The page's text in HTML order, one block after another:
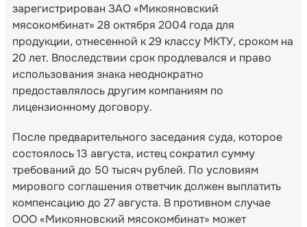
зарегистрирован ЗАО «Микояновский
мясокомбинат» 28 октября 2004 года для
продукции, отнесенной к 29 классу МКТУ, сроком на
20 лет. Впоследствии срок продлевался и право
использования знака неоднократно
предоставлялось другим компаниям по
лицензионному договору.
После предварительного заседания суда, которое
состоялось 13 августа, истец сократил сумму
требований до 50 тысяч рублей. По условиям
мирового соглашения ответчик должен выплатить
компенсацию до 27 августа. В противном случае
ООО «Микояновский мясокомбинат» может